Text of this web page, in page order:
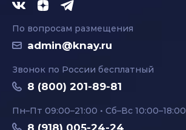
По вопросам размещения
admin@knay.ru
Звонок по России бесплатный
8 (800) 201-89-81
Пн–Пт 09:00–21:00 • Сб–Вс 10:00–18:00